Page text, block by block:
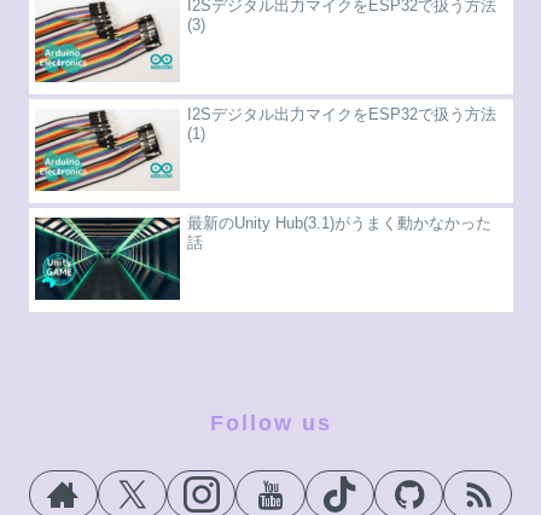
I2Sデジタル出力マイクをESP32で扱う方法
(3)
I2Sデジタル出力マイクをESP32で扱う方法
(1)
最新のUnity Hub(3.1)がうまく動かなかった
話
Follow us